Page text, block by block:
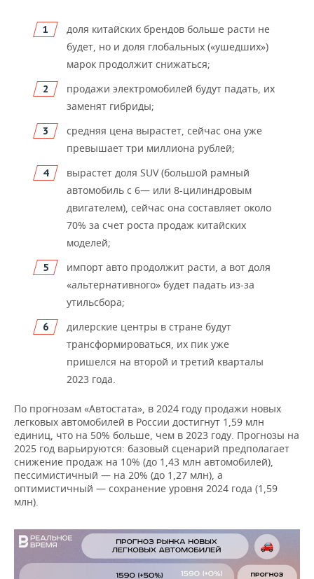
доля китайских брендов больше расти не
будет, но и доля глобальных («ушедших»)
марок продолжит снижаться;
продажи электромобилей будут падать, их
заменят гибриды;
средняя цена вырастет, сейчас она уже
превышает три миллиона рублей;
вырастет доля SUV (большой рамный
автомобиль с 6— или 8-цилиндровым
двигателем), сейчас она составляет около
70% за счет роста продаж китайских
моделей;
импорт авто продолжит расти, а вот доля
«альтернативного» будет падать из-за
утильсбора;
дилерские центры в стране будут
трансформироваться, их пик уже
пришелся на второй и третий кварталы
2023 года.
По прогнозам «Автостата», в 2024 году продажи новых
легковых автомобилей в России достигнут 1,59 млн
единиц, что на 50% больше, чем в 2023 году. Прогнозы на
2025 год варьируются: базовый сценарий предполагает
снижение продаж на 10% (до 1,43 млн автомобилей),
пессимистичный — на 20% (до 1,27 млн), а
оптимистичный — сохранение уровня 2024 года (1,59
млн).